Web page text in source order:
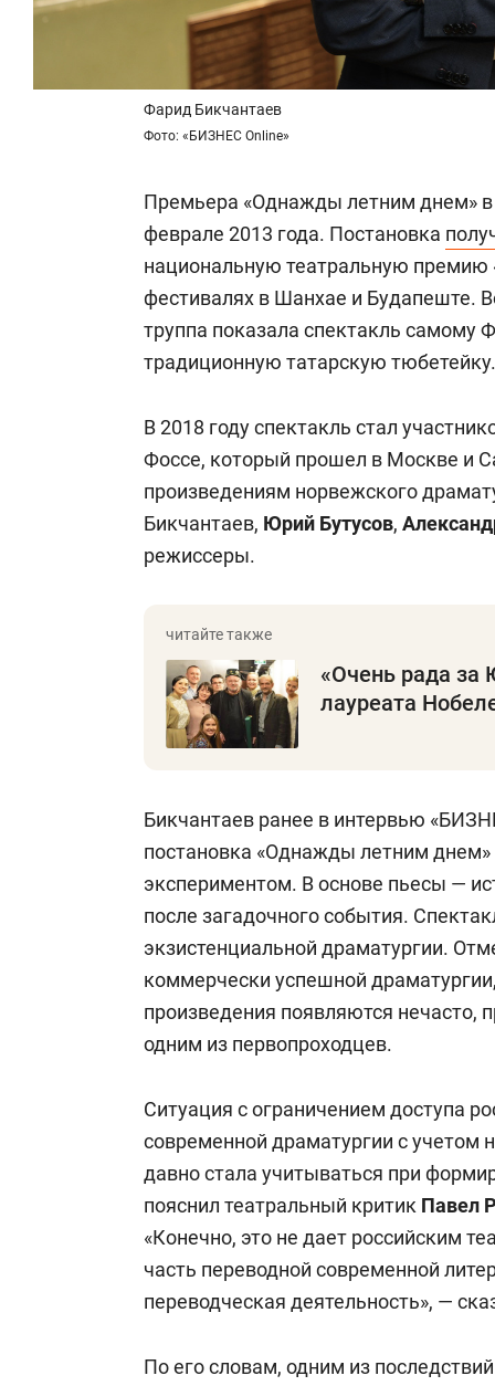
Фарид Бикчантаев
Фото: «БИЗНЕС Online»
Премьера «Однажды летним днем» в
феврале 2013 года. Постановка
национальную театральную премию
фестивалях в Шанхае и Будапеште.
труппа показала спектакль самому
традиционную татарскую тюбетейку.
В 2018 году спектакль стал
Фоссе, который прошел в Москве и
произведениям норвежского
Бикчантаев, Юрий Бутусов,
режиссеры.
«Очень рада за
лауреата
Бикчантаев ранее в интервью
постановка «Однажды летним
экспериментом. В основе пьесы —
после загадочного события.
экзистенциальной драматургии.
коммерчески успешной
произведения появляются нечасто,
одним из первопроходцев.
Ситуация с ограничением доступа
современной драматургии с учетом
давно стала учитываться при
пояснил театральный критик Павел
«Конечно, это не дает российским
часть переводной современной
переводческая деятельность», —
По его словам, одним из